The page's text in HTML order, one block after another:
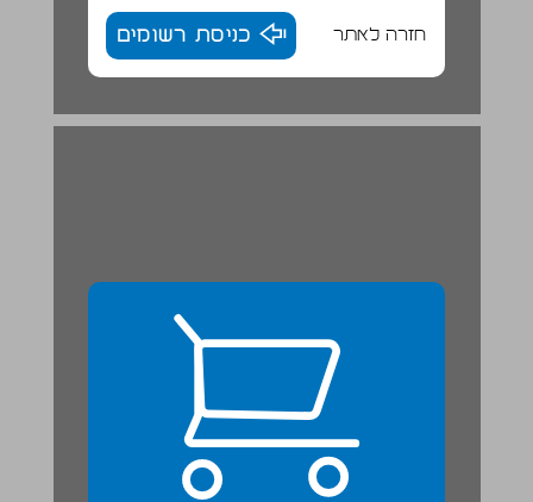
חזרה לאתר כניסת רשומים